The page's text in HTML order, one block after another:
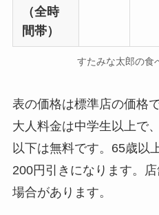
（全時
間帯）
すたみな太郎の食
表の価格は標準店の価格
大人料金は中学生以上で
以下は無料です。65歳以
200円引きになります。
場合があります。